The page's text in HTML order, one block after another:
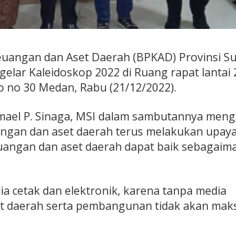
dan Aset Daerah (BPKAD) Provinsi
Kaleidoskop 2022 di Ruang rapat lantai
30 Medan, Rabu (21/12/2022).
P. Sinaga, MSI dalam sambutannya
dan aset daerah terus melakukan
dan aset daerah dapat baik
cetak dan elektronik, karena tanpa media
serta pembangunan tidak akan